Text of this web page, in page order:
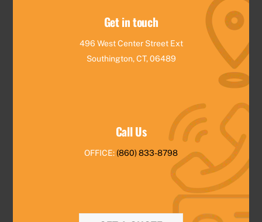
Get in touch
496 West Center Street Ext
Southington, CT, 06489
Call Us
OFFICE: (860) 833-8798